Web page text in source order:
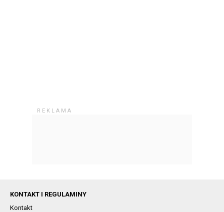
KONTAKT I REGULAMINY
Kontakt